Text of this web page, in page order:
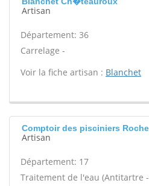
Artisan
Département: 36
Carrelage -
Voir la fiche artisan : Blanchet
Comptoir des pisciniers
Artisan
Département: 17
Traitement de l'eau (Antitartre